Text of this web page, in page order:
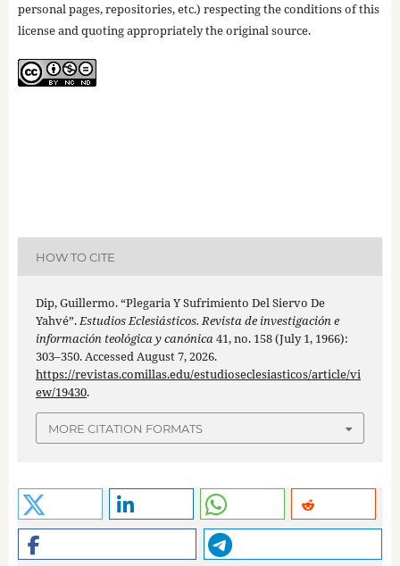
personal pages, repositories, etc.) respecting the conditions of this
license and quoting appropriately the original source.
HOW TO CITE
Dip, Guillermo. “Plegaria Y Sufrimiento Del Siervo De
Yahvé”.Estudios Eclesiásticos. Revista de investigación e
información teológica y canónica41, no. 158 (July 1, 1966):
303–350. Accessed August 7, 2026.
https://revistas.comillas.edu/estudioseclesiasticos/article/vi
ew/19430.
MORE CITATION FORMATS